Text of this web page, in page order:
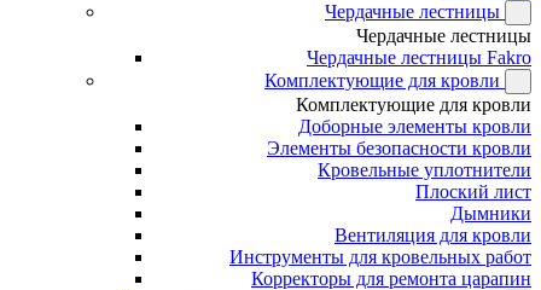
Чердачные лестницы
Чердачные лестницы
Чердачные лестницы Fakro
Комплектующие для кровли
Комплектующие для кровли
Доборные элементы кровли
Элементы безопасности кровли
Кровельные уплотнители
Плоский лист
Дымники
Вентиляция для кровли
Инструменты для кровельных работ
Корректоры для ремонта царапин